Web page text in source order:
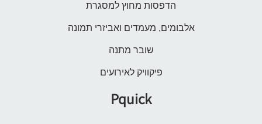
הדפסות מחוץ למסגרת
אלבומים, מעמדים ואביזרי תמונה
שובר מתנה
פיקוויק לאירועים
Pquick